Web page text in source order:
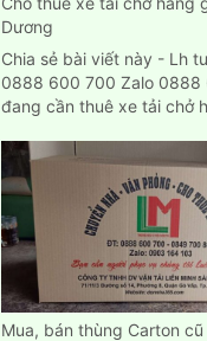
Dương
Chia sẻ bài viết này - Lh
0888 600 700 Zalo 0888
đang cần thuê xe tải chở
Mua, bán thùng Carton